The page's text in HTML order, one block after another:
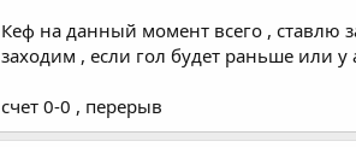
Кеф на данный момент всего , ставлю
заходим , если гол будет раньше или
счет 0-0 , перерыв